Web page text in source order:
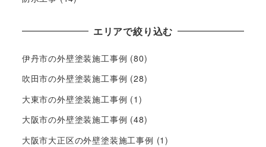
エリアで絞り込む
伊丹市の外壁塗装施工事例 (80)
吹田市の外壁塗装施工事例 (28)
大東市の外壁塗装施工事例 (1)
大阪市の外壁塗装施工事例 (48)
大阪市大正区の外壁塗装施工事例 (1)